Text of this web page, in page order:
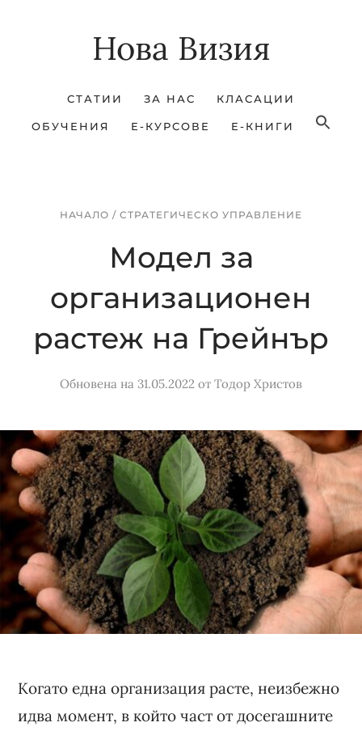
Нова Визия
СТАТИИ ЗА НАС КЛАСАЦИИ
ОБУЧЕНИЯ Е-КУРСОВЕ Е-КНИГИ
НАЧАЛО / СТРАТЕГИЧЕСКО УПРАВЛЕНИЕ
Модел за
организационен
растеж на Грейнър
Обновена на 31.05.2022 от Тодор Христов
Когато една организация расте, неизбежно
идва момент, в който част от досегашните